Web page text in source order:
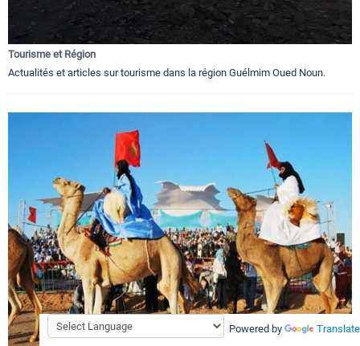
Tourisme et Région
Actualités et articles sur tourisme dans la région Guélmim Oued Noun.
Powered by Translate